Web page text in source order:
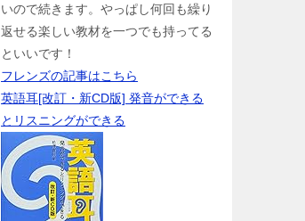
いので続きます。やっぱし何回も繰り
返せる楽しい教材を一つでも持ってる
といいです！
フレンズの記事はこちら
英語耳[改訂・新CD版] 発音ができる
とリスニングができる